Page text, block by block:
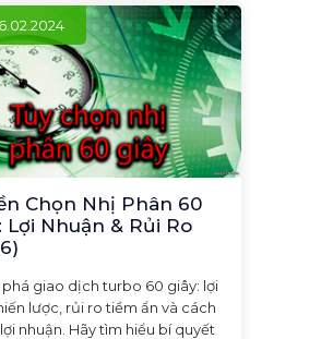
Chọn Nhị Phân 60
Lợi Nhuận & Rủi Ro
phá giao dịch turbo 60 giây: lợi
lược, rủi ro tiềm ẩn và cách
nhuận. Hãy tìm hiểu bí quyết